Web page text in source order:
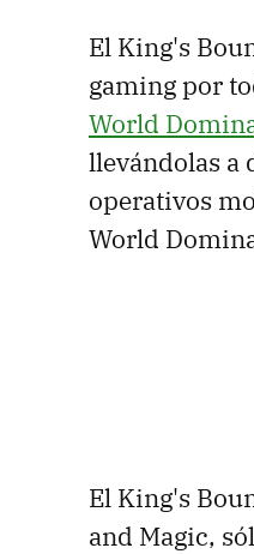
El King's
gaming por
World
llevándolas a
operativos
World
El King's
and Magic,